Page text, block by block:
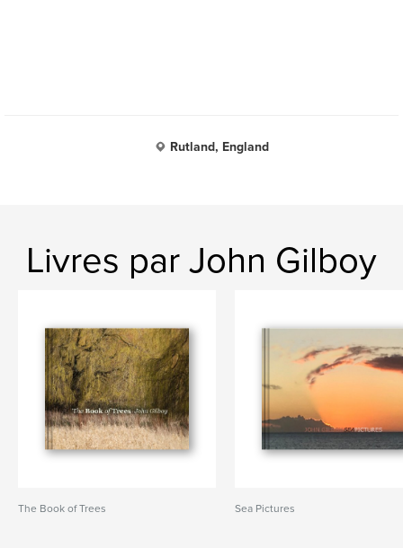
Rutland, England
Livres par John Gilboy
The Book of Trees Sea Pictures